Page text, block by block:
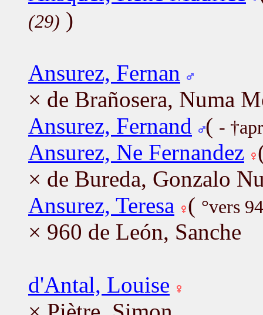
(29) )
Ansurez, Fernan
× de Brañosera, Numa
Ansurez, Fernand
( -
Ansurez, Ne Fernandez
× de Bureda, Gonzalo
Ansurez, Teresa ( °vers
× 960 de León, Sanche
d'Antal, Louise